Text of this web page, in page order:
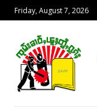
Friday, August 7, 2026